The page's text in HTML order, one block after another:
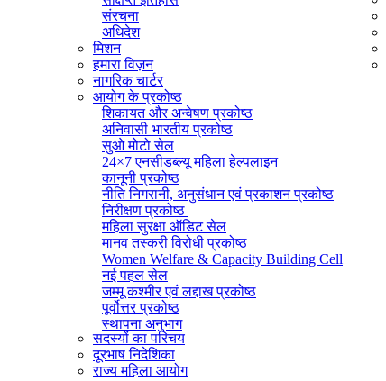
संरचना
अधिदेश
मिशन
हमारा विज़न
नागरिक चार्टर
आयोग के प्रकोष्ठ
शिकायत और अन्वेषण प्रकोष्ठ
अनिवासी भारतीय प्रकोष्ठ
सुओ मोटो सेल
24×7 एनसीडब्ल्यू महिला हेल्पलाइन
कानूनी प्रकोष्ठ
नीति निगरानी, ​​अनुसंधान एवं प्रकाशन प्रकोष्ठ
निरीक्षण प्रकोष्ठ
महिला सुरक्षा ऑडिट सेल
मानव तस्करी विरोधी प्रकोष्ठ
Women Welfare & Capacity Building Cell
नई पहल सेल
जम्मू कश्मीर एवं लद्दाख प्रकोष्ठ
पूर्वोत्तर प्रकोष्ठ
स्थापना अनुभाग
व्यवस्थापक अनुभाग (सामान्य)
सूचना का अधिकार प्रकोष्ठ
राजभाषा प्रकोष्ठ
सदस्यों का परिचय
दूरभाष निदेशिका
राज्य महिला आयोग